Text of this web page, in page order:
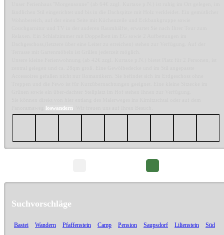
loswandern
Suchvorschläge
Bastei Wandern Pfaffenstein Camp Pension Saupsdorf Lilienstein
Süd